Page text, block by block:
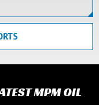
MPM OIL